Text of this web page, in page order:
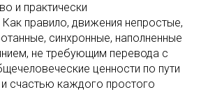
и практически
правило, движения непростые,
синхронные, наполненные
не требующим перевода с
ценности по пути
счастью каждого простого